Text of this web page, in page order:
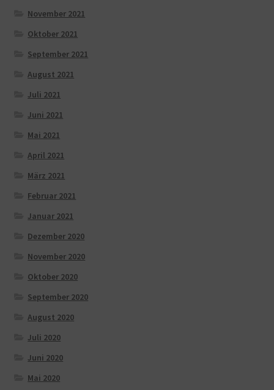
November 2021
Oktober 2021
September 2021
August 2021
Juli 2021
Juni 2021
Mai 2021
April 2021
März 2021
Februar 2021
Januar 2021
Dezember 2020
November 2020
Oktober 2020
September 2020
August 2020
Juli 2020
Juni 2020
Mai 2020